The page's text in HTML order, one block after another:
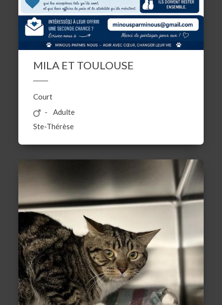
MILA ET TOULOUSE
Court
Adulte
Ste-Thérèse